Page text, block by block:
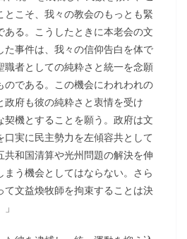
こそ、我々の教会のもっとも緊
る。こうしたときに本老会の文
た事件は、我々の信仰告白を体で
職者としての純粋さと統一を念願
のである。この機会にわれわれの
府も彼の純粋さと衷情を受け
契機とすることを願う。政府は文
実に民主勢力を左傾容共として
和国清算や光州問題の解決を伸
まう機会としてはならない。さら
て文益煥牧師を拘束することは決